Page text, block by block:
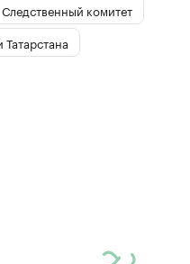
Следственный комитет
Татарстана